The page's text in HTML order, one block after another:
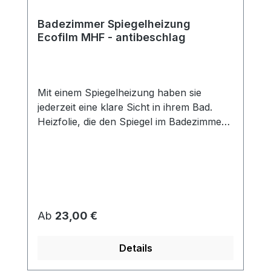
Badezimmer Spiegelheizung
Ecofilm MHF - antibeschlag
Mit einem Spiegelheizung haben sie
jederzeit eine klare Sicht in ihrem Bad.
Heizfolie, die den Spiegel im Badezimmer
niedrigen Temperaturen. Eine Überhitzung
somit verhindert. Die Spiegelheizfolie ist
Regulärer Preis:
Ab 23,00 €
Details